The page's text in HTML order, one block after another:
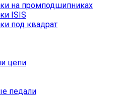
на промподшипниках
ISIS
под квадрат
цепи
педали